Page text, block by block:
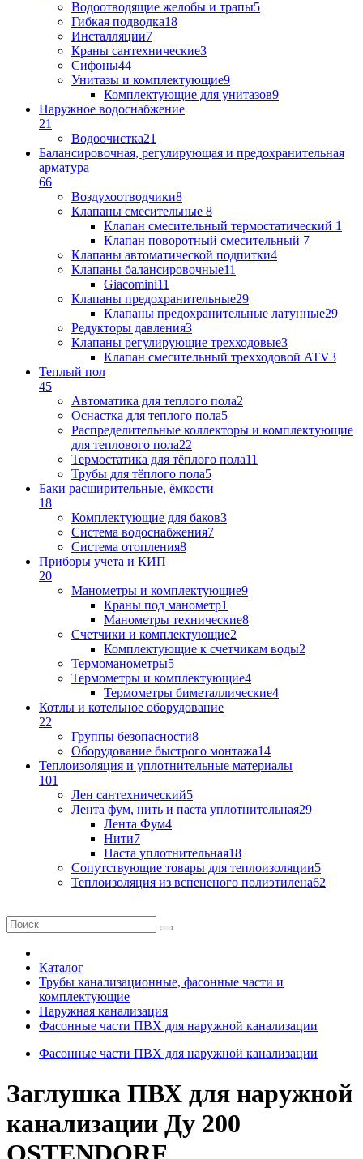
Водоотводящие желобы и трапы5
Гибкая подводка18
Инсталляции7
Краны сантехнические3
Сифоны44
Унитазы и комплектующие9
Комплектующие для унитазов9
Наружное водоснабжение
21
Водоочистка21
Балансировочная, регулирующая и предохранительная
арматура
66
Воздухоотводчики8
Клапаны cмесительные 8
Клапан cмесительный термостатический 1
Клапан поворотный cмесительный 7
Клапаны автоматической подпитки4
Клапаны балансировочные11
Giacomini11
Клапаны предохранительные29
Клапаны предохранительные латунные29
Редукторы давления3
Клапаны регулирующие трехходовые3
Клапан смесительный трехходовой ATV3
Теплый пол
45
Автоматика для теплого пола2
Оснастка для теплого пола5
Распределительные коллекторы и комплектующие
для теплового пола22
Термостатика для тёплого пола11
Трубы для тёплого пола5
Баки расширительные, ёмкости
18
Комплектующие для баков3
Система водоснабжения7
Система отопления8
Приборы учета и КИП
20
Манометры и комплектующие9
Краны под манометр1
Манометры технические8
Счетчики и комплектующие2
Комплектующие к счетчикам воды2
Термоманометры5
Термометры и комплектующие4
Термометры биметаллические4
Котлы и котельное оборудование
22
Группы безопасности8
Оборудование быстрого монтажа14
Теплоизоляция и уплотнительные материалы
101
Лен сантехнический5
Лента фум, нить и паста уплотнительная29
Лента Фум4
Нити7
Паста уплотнительная18
Сопутствующие товары для теплоизоляции5
Теплоизоляция из вспененого полиэтилена62
Каталог
Трубы канализационные, фасонные части и
комплектующие
Наружная канализация
Фасонные части ПВХ для наружной канализации
Фасонные части ПВХ для наружной канализации
Заглушка ПВХ для наружной
канализации Ду 200
OSTENDORF